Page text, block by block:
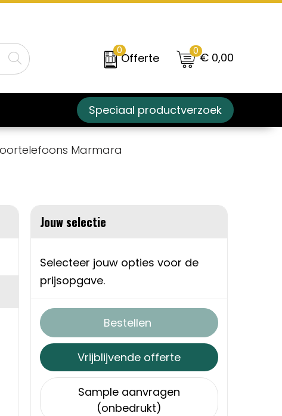
0
Offerte 0€ 0,00
Speciaal productverzoek
Marmara
Jouw selectie
Selecteer jouw opties voor de
prijsopgave.
Bestellen
Vrijblijvende offerte
Sample aanvragen
(onbedrukt)